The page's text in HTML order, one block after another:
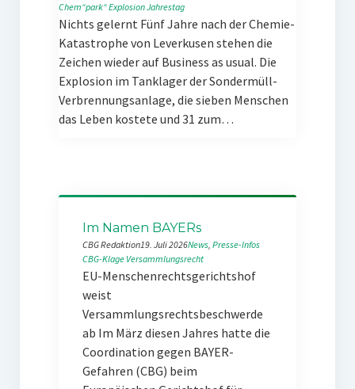
Chem“park“ExplosionJahrestag
Nichts gelernt Fünf Jahre nach der Chemie-
Katastrophe von Leverkusen stehen die
Zeichen wieder auf Business as usual. Die
Explosion im Tanklager der Sondermüll-
Verbrennungsanlage, die sieben Menschen
das Leben kostete und 31 zum…
Im Namen BAYERs
CBG Redaktion19. Juli 2026News, Presse-Infos
CBG-Klage Versammlungsrecht
EU-Menschenrechtsgerichtshof
weist
Versammlungsrechtsbeschwerde
ab Im März diesen Jahres hatte die
Coordination gegen BAYER-
Gefahren (CBG) beim